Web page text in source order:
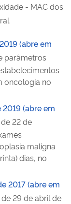
- MAC dos
(abre em
parâmetros
oncologia no
2019 (abre em
de 22 de
maligna
dias, no
2017 (abre em
de 29 de abril de